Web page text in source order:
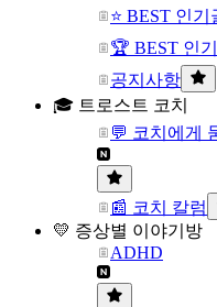
⭐ BEST 인
🏆 BEST 인
공지사항
🎓 트로스트 코치
💬 코치에게
📰 코치 칼럼
💛 증상별 이야기방
ADHD